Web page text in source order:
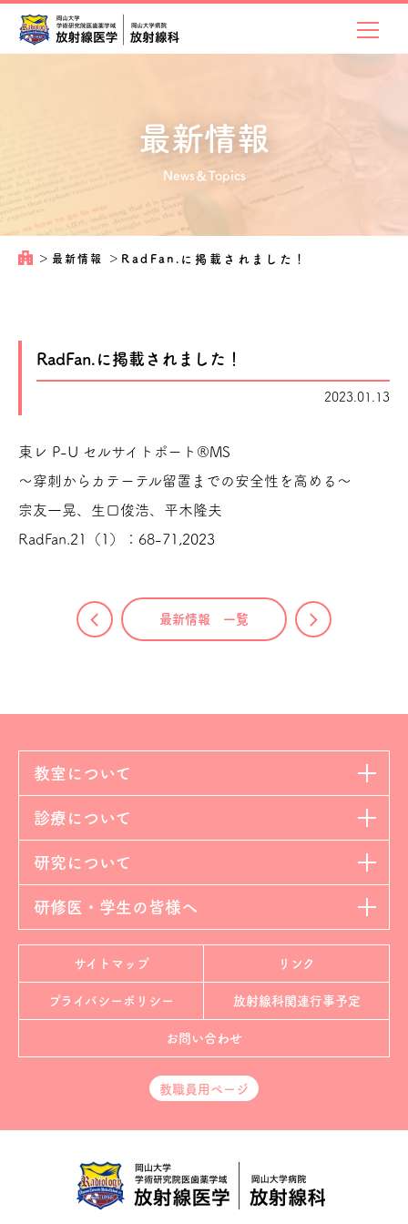
最新情報
News＆Topics
＞ 最新情報 ＞ RadFan.に掲載されました！
RadFan.に掲載されました！
2023.01.13
東レ P-U セルサイトポート®MS
～穿刺からカテーテル留置までの安全性を高める～
宗友一晃、生口俊浩、平木隆夫
RadFan.21（1）：68-71,2023
最新情報 一覧
教室について
診療について
研究について
研修医・学生の皆様へ
サイトマップ リンク
プライバシーポリシー 放射線科関連行事予定
お問い合わせ
教職員用ページ